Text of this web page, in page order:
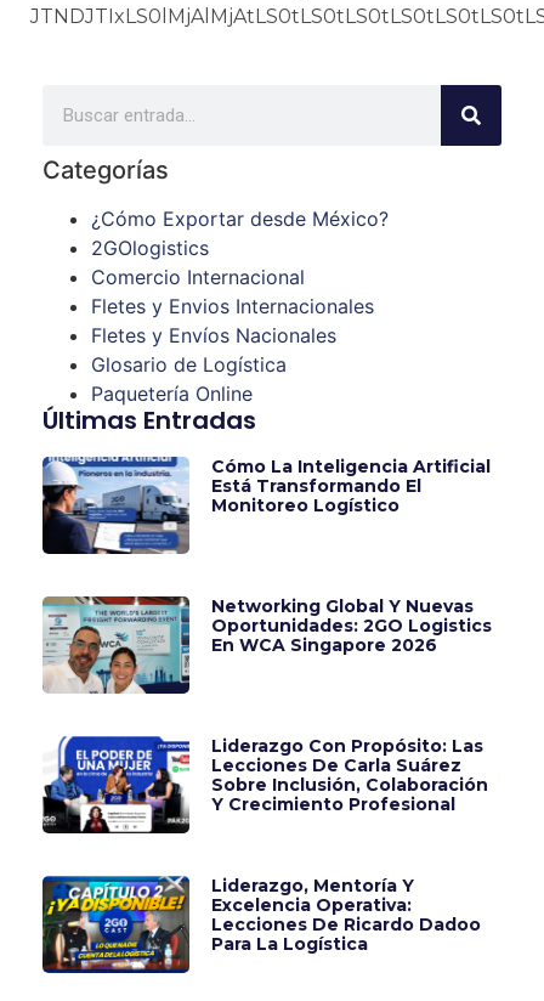
Categorías
¿Cómo Exportar desde México?
2GOlogistics
Comercio Internacional
Fletes y Envios Internacionales
Fletes y Envíos Nacionales
Glosario de Logística
Paquetería Online
Últimas Entradas
Cómo La Inteligencia Artificial
Está Transformando El
Monitoreo Logístico
Networking Global Y Nuevas
Oportunidades: 2GO Logistics
En WCA Singapore 2026
Liderazgo Con Propósito: Las
Lecciones De Carla Suárez
Sobre Inclusión, Colaboración
Y Crecimiento Profesional
Liderazgo, Mentoría Y
Excelencia Operativa:
Lecciones De Ricardo Dadoo
Para La Logística